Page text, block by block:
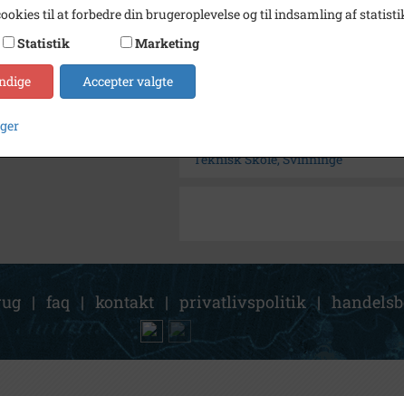
Arkiv
Svinninge
Søg videre i Svinninge
Kalundborgvej 12, Svinninge (Gl.
Teknisk Skole, Svinninge
| faq | kontakt | privatlivspolitik |
til at forbedre din brugeroplevelse og til indsamling af
Statistik Marketing
Accepter valgte